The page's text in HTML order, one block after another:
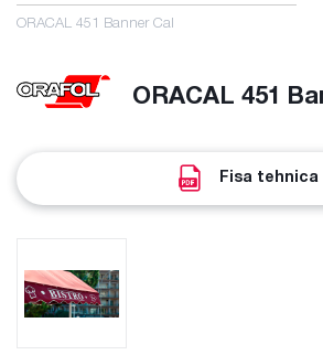
ORACAL 451 Banner Cal
ORACAL 451
Fisa tehnica